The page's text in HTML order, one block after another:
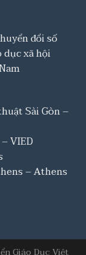
đổi số
dục xã hội
Sài Gòn –
VIED
– Athens